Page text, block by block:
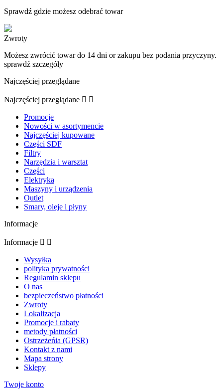
Sprawdź gdzie możesz odebrać towar
Zwroty
Możesz zwrócić towar do 14 dni or zakupu bez podania przyczyny.
sprawdź szczegóły
Najczęściej przeglądane
Najczęściej przeglądane  
Promocje
Nowości w asortymencie
Najczęściej kupowane
Części SDF
Filtry
Narzędzia i warsztat
Części
Elektryka
Maszyny i urządzenia
Outlet
Smary, oleje i płyny
Informacje
Informacje  
Wysyłka
polityka prywatności
Regulamin sklepu
O nas
bezpieczeństwo płatności
Zwroty
Lokalizacja
Promocje i rabaty
metody płatności
Ostrzeżeńia (GPSR)
Kontakt z nami
Mapa strony
Sklepy
Twoje konto